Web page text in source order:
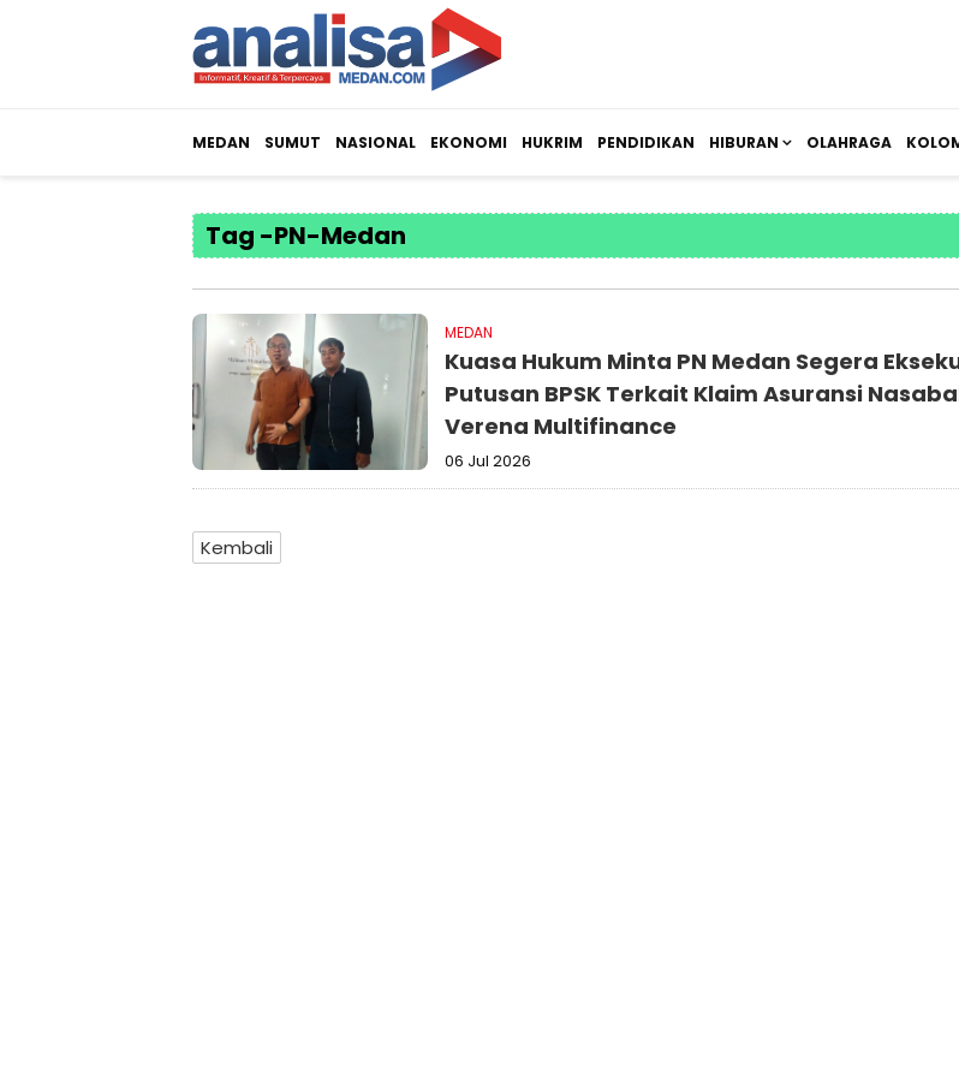
MEDAN SUMUT NASIONAL EKONOMI HUKRIM PENDIDIKAN HIBURAN OLAHRAGA
Tag -PN-Medan
MEDAN
Kuasa Hukum Minta PN Medan Segera
Putusan BPSK Terkait Klaim Asuransi
Verena Multifinance
06 Jul 2026
Kembali